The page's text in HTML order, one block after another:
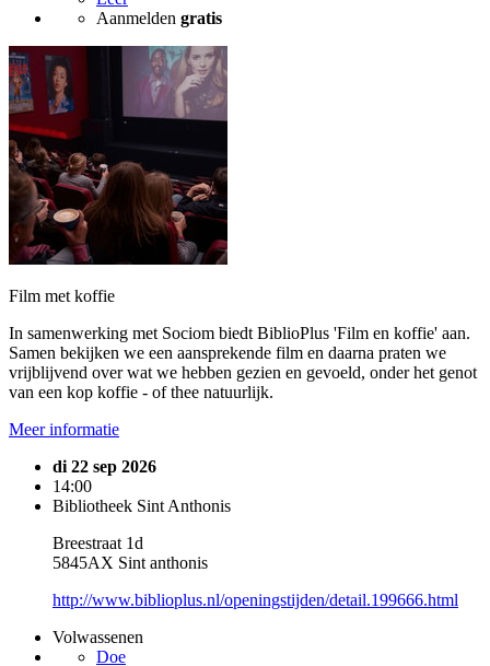
Aanmelden gratis
Film met koffie
In samenwerking met Sociom biedt BiblioPlus 'Film en koffie' aan.
Samen bekijken we een aansprekende film en daarna praten we
vrijblijvend over wat we hebben gezien en gevoeld, onder het genot
van een kop koffie - of thee natuurlijk.
Meer informatie
di 22 sep 2026
14:00
Bibliotheek Sint Anthonis
Breestraat 1d
5845AX Sint anthonis
http://www.biblioplus.nl/openingstijden/detail.199666.html
Volwassenen
Doe